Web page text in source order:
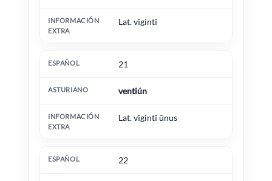
Lat. vīgintī
21
ventiún
Lat. vīgintī ūnus
22